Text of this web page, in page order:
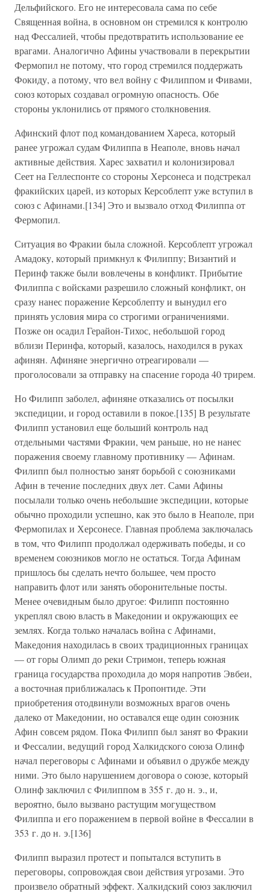
Дельфийского. Его не интересовала сама по себе
Священная война, в основном он стремился к контролю
над Фессалией, чтобы предотвратить использование ее
врагами. Аналогично Афины участвовали в перекрытии
Фермопил не потому, что город стремился поддержать
Фокиду, а потому, что вел войну с Филиппом и Фивами,
союз которых создавал огромную опасность. Обе
стороны уклонились от прямого столкновения.
Афинский флот под командованием Хареса, который
ранее угрожал судам Филиппа в Неаполе, вновь начал
активные действия. Харес захватил и колонизировал
Сеет на Геллеспонте со стороны Херсонеса и подстрекал
фракийских царей, из которых Керсоблепт уже вступил в
союз с Афинами.[134] Это и вызвало отход Филиппа от
Фермопил.
Ситуация во Фракии была сложной. Керсоблепт угрожал
Амадоку, который примкнул к Филиппу; Византий и
Перинф также были вовлечены в конфликт. Прибытие
Филиппа с войсками разрешило сложный конфликт, он
сразу нанес поражение Керсоблепту и вынудил его
принять условия мира со строгими ограничениями.
Позже он осадил Герайон-Тихос, небольшой город
вблизи Перинфа, который, казалось, находился в руках
афинян. Афиняне энергично отреагировали —
проголосовали за отправку на спасение города 40 трирем.
Но Филипп заболел, афиняне отказались от посылки
экспедиции, и город оставили в покое.[135] В результате
Филипп установил еще больший контроль над
отдельными частями Фракии, чем раньше, но не нанес
поражения своему главному противнику — Афинам.
Филипп был полностью занят борьбой с союзниками
Афин в течение последних двух лет. Сами Афины
посылали только очень небольшие экспедиции, которые
обычно проходили успешно, как это было в Неаполе, при
Фермопилах и Херсонесе. Главная проблема заключалась
в том, что Филипп продолжал одерживать победы, и со
временем союзников могло не остаться. Тогда Афинам
пришлось бы сделать нечто большее, чем просто
направить флот или занять оборонительные посты.
Менее очевидным было другое: Филипп постоянно
укреплял свою власть в Македонии и окружающих ее
землях. Когда только началась война с Афинами,
Македония находилась в своих традиционных границах
— от горы Олимп до реки Стримон, теперь южная
граница государства проходила до моря напротив Эвбеи,
а восточная приближалась к Пропонтиде. Эти
приобретения отодвинули возможных врагов очень
далеко от Македонии, но оставался еще один союзник
Афин совсем рядом. Пока Филипп был занят во Фракии
и Фессалии, ведущий город Халкидского союза Олинф
начал переговоры с Афинами и объявил о дружбе между
ними. Это было нарушением договора о союзе, который
Олинф заключил с Филиппом в 355 г. до н. э., и,
вероятно, было вызвано растущим могуществом
Филиппа и его поражением в первой войне в Фессалии в
353 г. до н. э.[136]
Филипп выразил протест и попытался вступить в
переговоры, сопровождая свои действия угрозами. Это
произвело обратный эффект. Халкидский союз заключил